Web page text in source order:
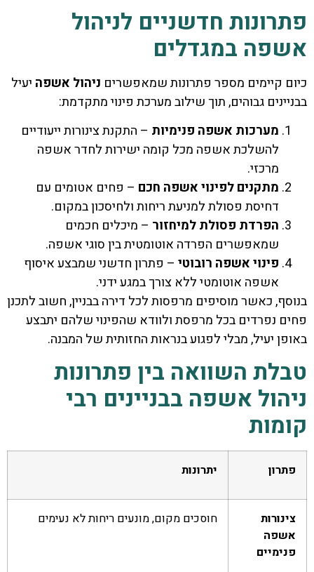
פתרונות חדשניים לניהול
אשפה במגדלים
כיום קיימים מספר פתרונות שמאפשרים ניהול אשפה יעיל
בבניינים גבוהים, תוך שילוב מערכת פינוי מתקדמת:
מערכות אשפה פנימיות – התקנת צינורות ייעודיים
להשלכת אשפה מכל קומה ישירות לחדר אשפה
מרכזי.
מתקנים לפינוי אשפה חכם – פחים אטומים עם
דחיסת פסולת למניעת ריחות ולחיסכון במקום.
הפרדת פסולת למיחזור – מיכלים חכמים
שמאפשרים הפרדה אוטומטית בין סוגי אשפה.
פינוי אשפה רובוטי – פתרון חדשני שמבצע איסוף
אשפה אוטומטי ללא צורך במגע ידני.
בנוסף, כאשר מוסיפים מרפסות לכל דירה בבניין, חשוב לתכנן
פחים נפרדים בכל מרפסת ולוודא שהפינוי שלהם יתבצע
באופן יעיל, מבלי לפגוע בנראות החזותית של המבנה.
טבלת השוואה בין פתרונות
ניהול אשפה בבניינים רבי
קומות
פתרון יתרונות
צינורות
אשפה
פנימיים
חוסכים מקום, מונעים ריחות לא נעימים